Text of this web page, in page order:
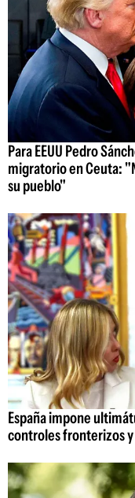
Para EEUU Pedro
migratorio en Ceuta:
su pueblo"
España impone
controles fronterizos